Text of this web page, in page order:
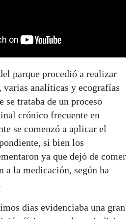
parque procedió a realizar
varias analíticas y ecografías
se trataba de un proceso
crónico frecuente en
se comenzó a aplicar el
si bien los
ya que dejó de comer
a la medicación, según ha
días evidenciaba una gran